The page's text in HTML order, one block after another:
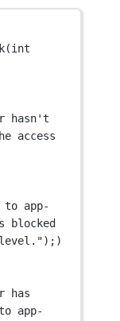
(int
hasn't
access
to app-
blocked
);)
has
app-